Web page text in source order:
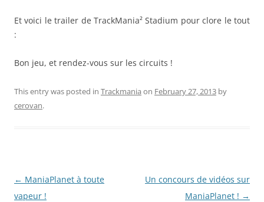
Et voici le trailer de TrackMania² Stadium pour clore le tout
:
Bon jeu, et rendez-vous sur les circuits !
This entry was posted in Trackmania on February 27, 2013 by
cerovan.
Post
navigation
← ManiaPlanet à toute
vapeur !
Un concours de vidéos sur
ManiaPlanet ! →